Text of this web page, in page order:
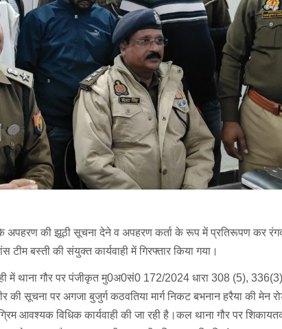
अपहरण की झूठी सूचना देने व अपहरण कर्ता के रूप में प्रतिरूपण कर
बस्ती की संयुक्त कार्यवाही में गिरफ्तार किया गया।
में थाना गौर पर पंजीकृत मु0अ0सं0 172/2024 धारा 308 (5),
सूचना पर अगजा बुजुर्ग कठवतिया मार्ग निकट बभनान हरैया की मेन
आवश्यक विधिक कार्यवाही की जा रही है।कल थाना गौर पर